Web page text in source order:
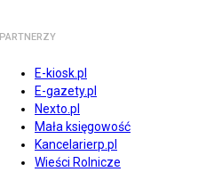
PARTNERZY
E-kiosk.pl
E-gazety.pl
Nexto.pl
Mała księgowość
Kancelarierp.pl
Wieści Rolnicze